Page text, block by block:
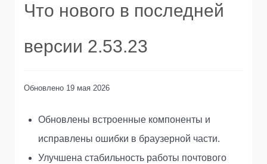
Что нового в последней
версии 2.53.23
Обновлено 19 мая 2026
Обновлены встроенные компоненты и
исправлены ошибки в браузерной части.
Улучшена стабильность работы почтового